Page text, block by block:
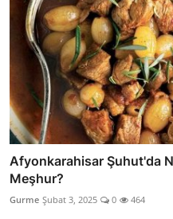
Afyonkarahisar Şuhut'da
Meşhur?
Gurme Şubat 3, 2025 0 464